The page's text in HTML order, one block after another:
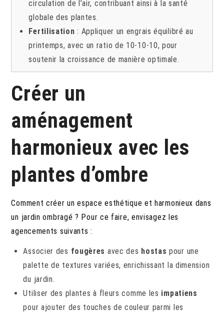
circulation de l’air, contribuant ainsi à la santé
globale des plantes.
Fertilisation : Appliquer un engrais équilibré au
printemps, avec un ratio de 10-10-10, pour
soutenir la croissance de manière optimale.
Créer un
aménagement
harmonieux avec les
plantes d’ombre
Comment créer un espace esthétique et harmonieux dans
un jardin ombragé ? Pour ce faire, envisagez les
agencements suivants :
Associer des fougères avec des hostas pour une
palette de textures variées, enrichissant la dimension
du jardin.
Utiliser des plantes à fleurs comme les impatiens
pour ajouter des touches de couleur parmi les